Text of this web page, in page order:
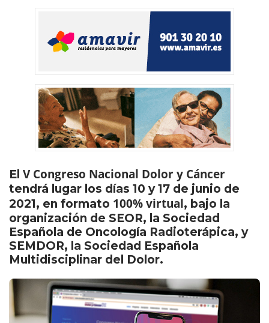
El V Congreso Nacional Dolor y Cáncer
tendrá lugar los días 10 y 17 de junio de
2021, en formato 100% virtual, bajo la
organización de SEOR, la Sociedad
Española de Oncología Radioterápica, y
SEMDOR, la Sociedad Española
Multidisciplinar del Dolor.